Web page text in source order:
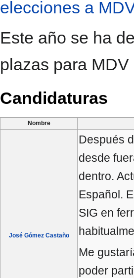
elecciones a MDV
Este año se ha
plazas para MDV
Candidaturas
Nombre
José Gómez Castaño
Después
desde
dentro.
Español.
SIG en
Me
poder